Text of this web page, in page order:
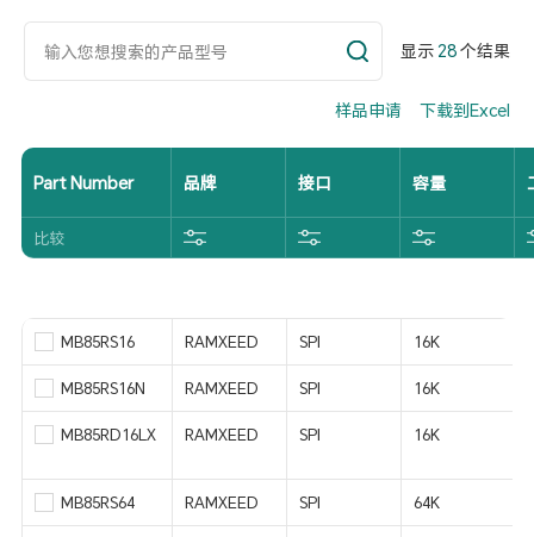
显示 28个结果
样品申请 下载到Excel
Part Number 品牌 接口 容量
比较
MB85RS16 RAMXEED SPI 16K
MB85RS16N RAMXEED SPI 16K
MB85RD16LX RAMXEED SPI 16K
MB85RS64 RAMXEED SPI 64K